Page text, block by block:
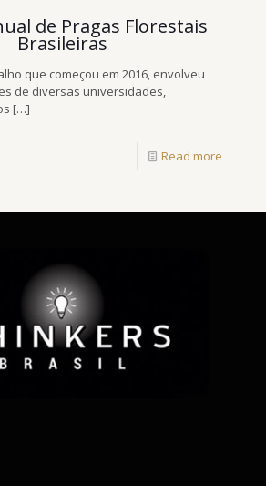
de Pragas Florestais
Brasileiras
que começou em 2016, envolveu
de diversas universidades,
[…]
Read more